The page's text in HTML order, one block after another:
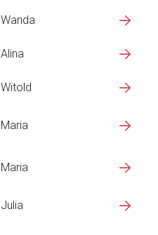
Wanda
Alina
Witold
Maria
Maria
Julia